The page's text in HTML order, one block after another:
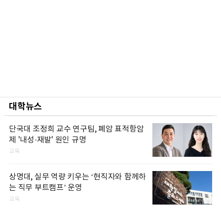
대학뉴스
단국대 조정희 교수 연구팀, 폐암 표적항암
제 '내성·재발' 원인 규명
교육
상명대, 실무 역량 키우는 ‘현직자와 함께하
는 직무 부트캠프’ 운영
교육